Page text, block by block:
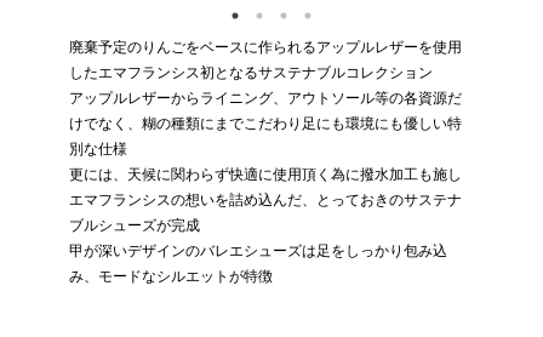
廃棄予定のりんごをベースに作られるアップルレザーを使用
したエマフランシス初となるサステナブルコレクション
アップルレザーからライニング、アウトソール等の各資源だ
けでなく、糊の種類にまでこだわり足にも環境にも優しい特
別な仕様
更には、天候に関わらず快適に使用頂く為に撥水加工も施し
エマフランシスの想いを詰め込んだ、とっておきのサステナ
ブルシューズが完成
甲が深いデザインのバレエシューズは足をしっかり包み込
み、モードなシルエットが特徴